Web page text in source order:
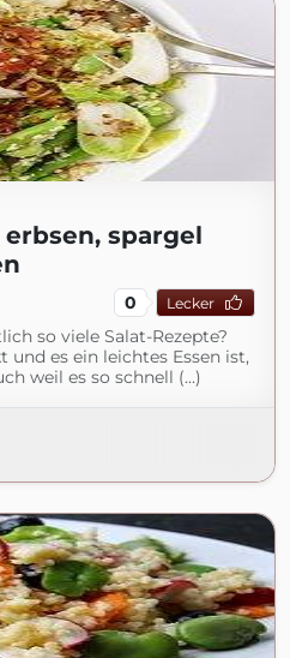
spargel
0 Lecker
so viele Salat-Rezepte?
und es ein leichtes Essen ist,
weil es so schnell (...)